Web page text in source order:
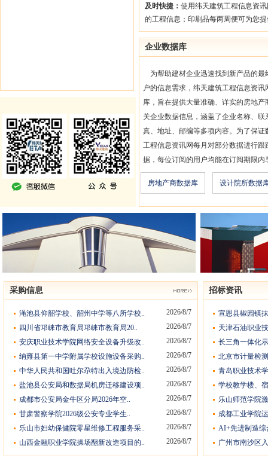
及时快捷： 使用纬天建筑工程信息资
的工程信息；印刷品每两周便可为您
企业数据库
为帮助建材企业迅速找到新产品的最
户的信息需求，纬天建筑工程信息资
库，旨在提供大量准确、详实的房地
关企业数据信息，涵盖了企业名称、
真、地址、邮编等多项内容。为了保
工程信息资讯网每月对部分数据进行
据，每位订阅的用户均能在订阅期限内
房地产商数据库 设计院所数据
采购信息
渑池县仰韶学校、韶州中学等八所学校..
2026/8/7
四川省邛崃市教育局邛崃市教育局20..
2026/8/7
安庆职业技术学院网络安全设备升级改..
2026/8/7
纳雍县第一中学附属学校设施设备采购..
2026/8/7
中华人民共和国吐尔尕特出入境边防检..
2026/8/7
盐池县公安局和数据局机房迁移建设项..
2026/8/7
成都市公安局金牛区分局2026年空..
2026/8/7
甘肃警察学院2026级公安专业学生..
2026/8/7
乐山市妇幼保健院零星维修工程服务采..
2026/8/7
山西金融职业学院操场翻新改造项目的..
2026/8/7
招标资讯
宣恩县椒园镇
天津石油职业
长三角一体化
北京市计量检
青岛职业技术
学校教学楼、
乐山师范学院
成都工业学院
AI+先进制造综
广州市南沙区